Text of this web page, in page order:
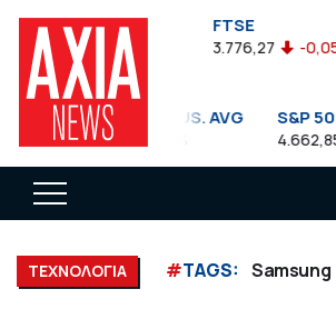
FTSEA
899,47 -0,04%
FTSE
3.776,27 -0,05%
DOW JONES INDUS. AVG
35.911,81 -0,56%
S&P 500
4.662,85
ΤΕΧΝΟΛΟΓΙΑ #TAGS: Samsung